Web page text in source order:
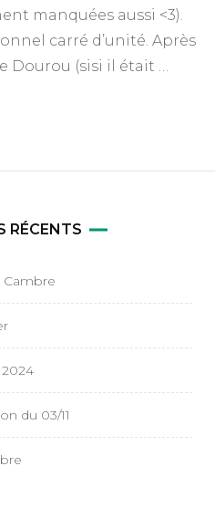
manquées aussi <3).
carré d’unité. Après
Dourou (sisi il était …
RÉCENTS
Cambre
du 03/11